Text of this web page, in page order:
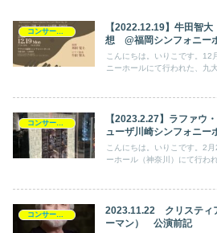
コンサート日記
【2022.12.19】牛田智
想 @福岡シンフォニー
こんにちは。いりこです。12
ニーホールにて行われた、九
コンサート日記
【2023.2.27】ラファ
ューザ川崎シンフォニー
こんにちは。いりこです。2
ーホール（神奈川）にて行わ
コンサート日記
2023.11.22 クリスティ
ーマン） 公演前記